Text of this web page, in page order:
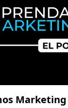
Marketing